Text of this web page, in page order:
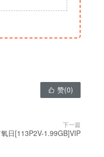
 赞(0)
下一篇
日[113P2V-1.99GB]VIP